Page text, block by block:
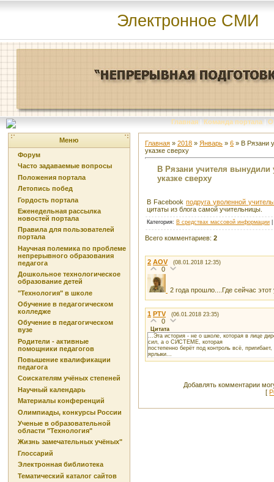
Электронное СМИ
Главная | Команда портала | О
Меню
Форум
Часто задаваемые вопросы
Положения портала
Летопись побед
Гордость портала
Еженедельная рассылка
новостей портала
Правила для пользователей
портала
Научная полемика по проблеме
непрерывного образования
педагога
Дошкольное технологическое
образование детей
"Технология" в школе
Обучение в педагогическом
колледже
Обучение в педагогическом
вузе
Родители - активные
помощники педагогов
Повышение квалификации
педагога
Соискателям учёных степеней
Научный календарь
Материалы конференций
Олимпиады, конкурсы России
Ученые в образовательной
области "Технология"
Жизнь замечательных учёных"
Глоссарий
Электронная библиотека
Тематический каталог сайтов
Главная » 2018 » Январь » 6 » В Рязани
указке сверху
В Рязани учителя вынудили
указке сверху
В Facebookподруга уволенной
цитаты из блога самой учительницы.
Категория: В средствах массовой информации
Всего комментариев: 2
2 AOV (08.01.2018 12:35)
0
2 года прошло....Где сейчас
1 PTV (06.01.2018 23:35)
0
Цитата
...Эта история - не о школе, которая в лице
сил, а о СИСТЕМЕ, которая
постепенно берёт под контроль всё,
ярлыки...
Добавлять комментарии
[